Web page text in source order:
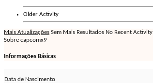
Older Activity
Mais Atualizações Sem Mais Resultados No Recent Activity
Sobre capcomx9
Informações Básicas
Data de Nascimento